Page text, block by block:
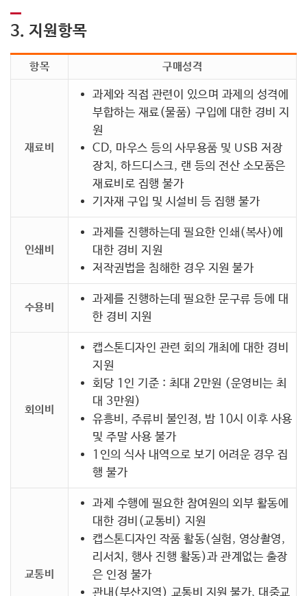
3. 지원항목
항목 구매성격
재료비
과제와 직접 관련이 있으며 과제의 성격에
부합하는 재료(물품) 구입에 대한 경비 지
원
CD, 마우스 등의 사무용품 및 USB 저장
장치, 하드디스크, 랜 등의 전산 소모품은
재료비로 집행 불가
기자재 구입 및 시설비 등 집행 불가
인쇄비
과제를 진행하는데 필요한 인쇄(복사)에
대한 경비 지원
저작권법을 침해한 경우 지원 불가
수용비
과제를 진행하는데 필요한 문구류 등에 대
한 경비 지원
회의비
캡스톤디자인 관련 회의 개최에 대한 경비
지원
회당 1인 기준 : 최대 2만원 (운영비는 최
대 3만원)
유흥비, 주류비 불인정, 밤 10시 이후 사용
및 주말 사용 불가
1인의 식사 내역으로 보기 어려운 경우 집
행 불가
교통비
과제 수행에 필요한 참여원의 외부 활동에
대한 경비(교통비) 지원
캡스톤디자인 작품 활동(실험, 영상촬영,
리서치, 행사 진행 활동)과 관계없는 출장
은 인정 불가
관내(부산지역) 교통비 지원 불가, 대중교